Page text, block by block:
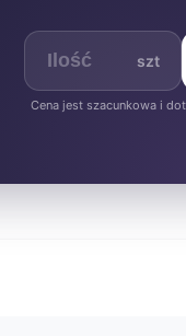
szt
Cena jest szacunkowa i